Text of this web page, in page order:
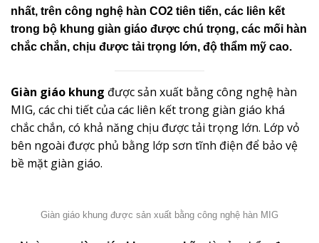
nhất, trên công nghệ hàn CO2 tiên tiến, các liên kết
trong bộ khung giàn giáo được chú trọng, các mối hàn
chắc chắn, chịu được tải trọng lớn, độ thẩm mỹ cao.
Giàn giáo khung được sản xuất bằng công nghệ hàn
MIG, các chi tiết của các liên kết trong giàn giáo khá
chắc chắn, có khả năng chịu được tải trọng lớn. Lớp vỏ
bên ngoài được phủ bằng lớp sơn tĩnh điện để bảo vệ
bề mặt giàn giáo.
Giàn giáo khung được sản xuất bằng công nghệ hàn MIG